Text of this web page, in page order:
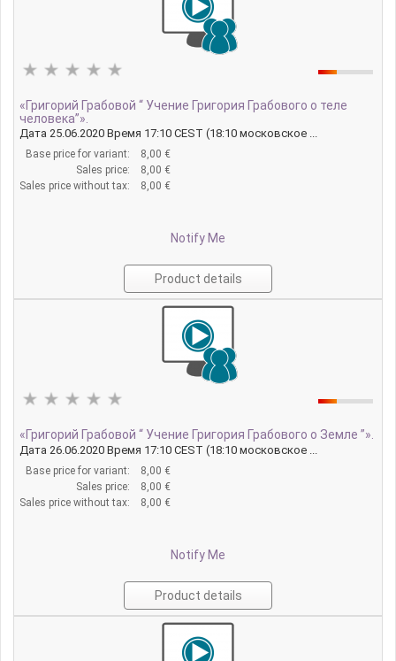
«Григорий Грабовой “ Учение Григория Грабового о теле
человека”».
Дата 25.06.2020 Время 17:10 CEST (18:10 московское ...
Base price for variant:
8,00 €
Sales price:
8,00 €
Sales price without tax:
8,00 €
Notify Me
Product details
«Григорий Грабовой “ Учение Григория Грабового о Земле ”».
Дата 26.06.2020 Время 17:10 CEST (18:10 московское ...
Base price for variant:
8,00 €
Sales price:
8,00 €
Sales price without tax:
8,00 €
Notify Me
Product details